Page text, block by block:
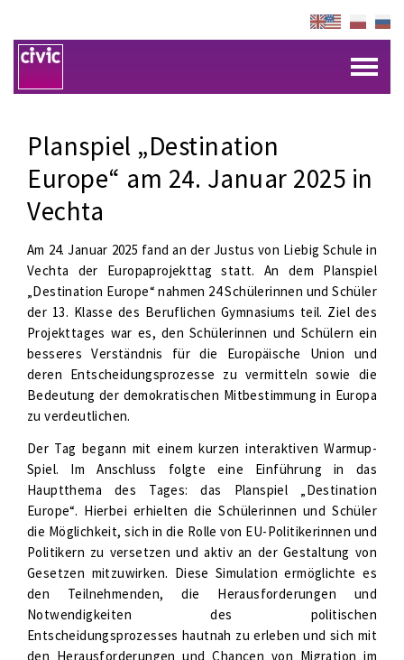
Planspiel „Destination
Europe“ am 24. Januar 2025 in
Vechta
Am 24. Januar 2025 fand an der Justus von Liebig Schule in
Vechta der Europaprojekttag statt. An dem Planspiel
„Destination Europe“ nahmen 24 Schülerinnen und Schüler
der 13. Klasse des Beruflichen Gymnasiums teil. Ziel des
Projekttages war es, den Schülerinnen und Schülern ein
besseres Verständnis für die Europäische Union und
deren Entscheidungsprozesse zu vermitteln sowie die
Bedeutung der demokratischen Mitbestimmung in Europa
zu verdeutlichen.
Der Tag begann mit einem kurzen interaktiven Warmup-
Spiel. Im Anschluss folgte eine Einführung in das
Hauptthema des Tages: das Planspiel „Destination
Europe“. Hierbei erhielten die Schülerinnen und Schüler
die Möglichkeit, sich in die Rolle von EU-Politikerinnen und
Politikern zu versetzen und aktiv an der Gestaltung von
Gesetzen mitzuwirken. Diese Simulation ermöglichte es
den Teilnehmenden, die Herausforderungen und
Notwendigkeiten des politischen
Entscheidungsprozesses hautnah zu erleben und sich mit
den Herausforderungen und Chancen von Migration im